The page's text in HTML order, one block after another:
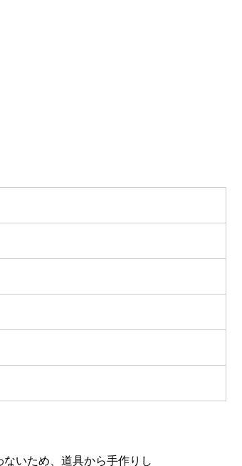
いため、道具から手作りし